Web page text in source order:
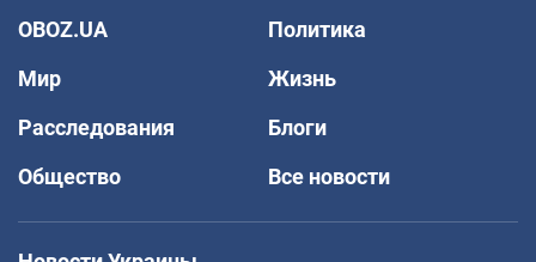
OBOZ.UA
Политика
Мир
Жизнь
Расследования
Блоги
Общество
Все новости